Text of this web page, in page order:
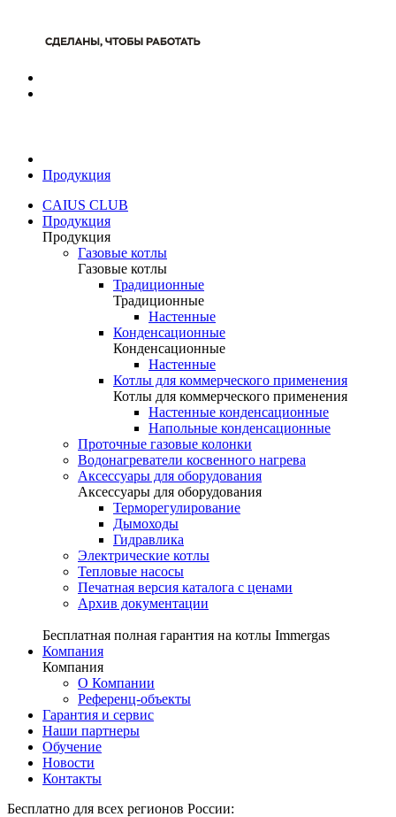
Продукция
CAIUS CLUB
Продукция
Продукция
Газовые котлы
Газовые котлы
Традиционные
Традиционные
Настенные
Конденсационные
Конденсационные
Настенные
Котлы для коммерческого применения
Котлы для коммерческого применения
Настенные конденсационные
Напольные конденсационные
Проточные газовые колонки
Водонагреватели косвенного нагрева
Аксессуары для оборудования
Аксессуары для оборудования
Терморегулирование
Дымоходы
Гидравлика
Электрические котлы
Тепловые насосы
Печатная версия каталога с ценами
Архив документации
Бесплатная полная гарантия на котлы Immergas
Компания
Компания
О Компании
Референц-объекты
Гарантия и сервис
Наши партнеры
Обучение
Новости
Контакты
Бесплатно для всех регионов России: